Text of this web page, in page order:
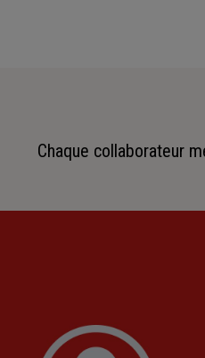
Chaque collaborateur